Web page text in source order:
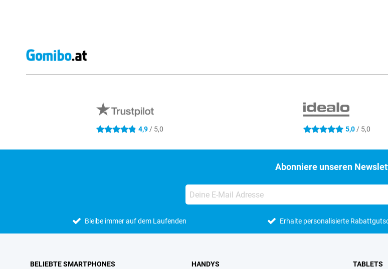
4.9 Sterne 4,9/ 5,0 5 Sterne 5,0/ 5,0
Abonniere unseren
Bleibe immer auf dem Laufenden Erhalte personalisierte
BELIEBTE SMARTPHONES HANDYS TABLETS